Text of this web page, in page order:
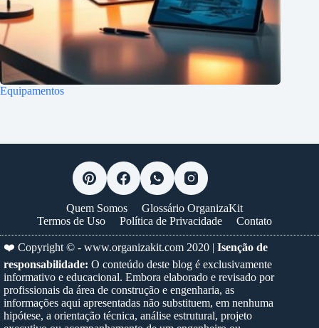
Equipamentos
Quem Somos
Glossário OrganizaKit
Termos de Uso
Política de Privacidade Contato
❤️ Copyright © - www.organizakit.com 2020 | Isenção de
responsabilidade: O conteúdo deste blog é exclusivamente
informativo e educacional. Embora elaborado e revisado por
profissionais da área de construção e engenharia, as
informações aqui apresentadas não substituem, em nenhuma
hipótese, a orientação técnica, análise estrutural, projeto